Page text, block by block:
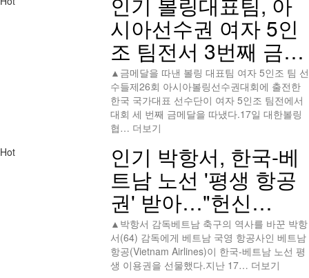
시아선수권 여자 5인
조 팀전서 3번째 금…
▲금메달을 따낸 볼링 대표팀 여자 5인조 팀 선
수들제26회 아시아볼링선수권대회에 출전한
한국 국가대표 선수단이 여자 5인조 팀전에서
대회 세 번째 금메달을 따냈다.17일 대한볼링
협… 더보기
Hot
인기 박항서, 한국-베
트남 노선 '평생 항공
권' 받아…"헌신…
▲박항서 감독베트남 축구의 역사를 바꾼 박항
서(64) 감독에게 베트남 국영 항공사인 베트남
항공(Vietnam Airlines)이 한국-베트남 노선 평
생 이용권을 선물했다.지난 17… 더보기